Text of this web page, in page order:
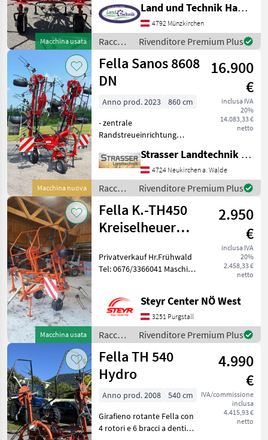
Macchina usata
Klappung • 6 Zinkenarme
pro Kreisel •
Zinkenverlustsicherung •
mech. Grenzzetteinrichtung
Land und Technik HandelsgesmbH
4792 Münzkirchen
Raccolta
mangimi
/ Fella
Rivenditore Premium Plus
Macchina nuova
Fella Sanos 8608
DN
16.900
€
inclusa IVA
20%
14.083,33 €
netto
Anno prod. 2023
860 cm
- zentrale
Randstreueinrichtung
vom Traktorsitz aus -
Synchronaushebung (Beide
Seiten klappen kontrolliert
gleichzeitig auf, auch im
Hang) -
Strasser Landtechnik GmbH
4724 Neukirchen a. Walde
Raccolta
mangimi
/ Fella
Rivenditore Premium Plus
Macchina usata
Fella K.-TH450
Kreiselheuer
2.950
€
inclusa IVA
20%
2.458,33 €
netto
Privatverkauf Hr.Frühwald
Tel: 0676/3366041 Maschine
und Anliegen , bitte gleich
direkt mit dem Besitzer
vereinbaren Racc
Steyr Center NÖ West
3251 Purgstall
Raccolta
mangimi
/ Fella
Rivenditore Premium Plus
Fella TH 540
Hydro
4.990
€
IVA/commissione
inclusa
4.415,93 €
netto
Anno prod. 2008
540 cm
Girafieno rotante Fella con
4 rotori e 6 bracci a denti